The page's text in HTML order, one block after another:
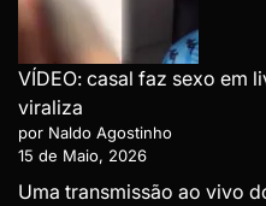
VÍDEO: casal faz sexo em
viraliza
por Naldo Agostinho
15 de Maio, 2026
Uma transmissão ao vivo